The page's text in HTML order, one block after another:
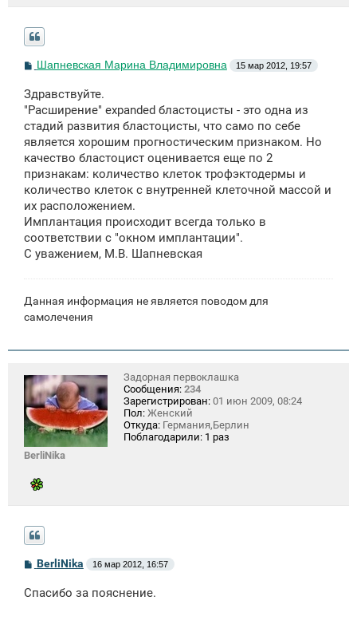
С
б
щ
н
и
Шапневская Марина Владимировна 15 мар 2012, 19:57
Здравствуйте.
"Расширение" expanded бластоцисты - это одна из
стадий развития бластоцисты, что само по себе
является хорошим прогностическим признаком. Но
качество бластоцист оценивается еще по 2
признакам: количество клеток трофэктодермы и
количество клеток с внутренней клеточной массой и
их расположением.
Имплантация происходит всегда только в
соответствии с "окном имплантации".
С уважением, М.В. Шапневская
Данная информация не является поводом для
самолечения
BerliNika
Задорная первоклашка
Сообщения: 234
Зарегистрирован: 01 июн 2009, 08:24
Пол: Женский
Откуда: Германия,Берлин
Поблагодарили: 1 раз
С
б
BerliNika 16 мар 2012, 16:57
Спасибо за пояснение.